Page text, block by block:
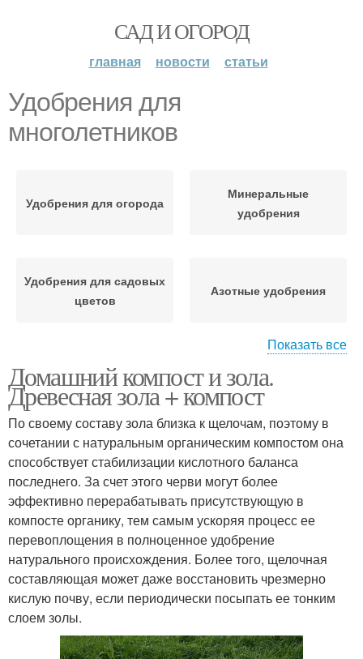
САД И ОГОРОД
главная новости статьи
Удобрения для
многолетников
Удобрения для огорода
Минеральные
удобрения
Удобрения для садовых
цветов
Азотные удобрения
Фосфорные удобрения Калийные удобрения
Удобрения для сада
Удобрения для
осеннего внесения
Удобрения для цветов
Удобрения для
подкормки
удобрение
цветов
Показать все
Домашний компост и зола.
Древесная зола + компост
По своему составу зола близка к щелочам, поэтому в
сочетании с натуральным органическим компостом она
способствует стабилизации кислотного баланса
последнего. За счет этого черви могут более
эффективно перерабатывать присутствующую в
компосте органику, тем самым ускоряя процесс ее
перевоплощения в полноценное удобрение
натурального происхождения. Более того, щелочная
составляющая может даже восстановить чрезмерно
кислую почву, если периодически посыпать ее тонким
слоем золы.